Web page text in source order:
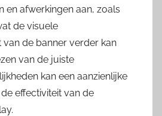
en afwerkingen aan, zoals
de visuele
van de banner verder kan
van de juiste
kan een aanzienlijke
effectiviteit van de